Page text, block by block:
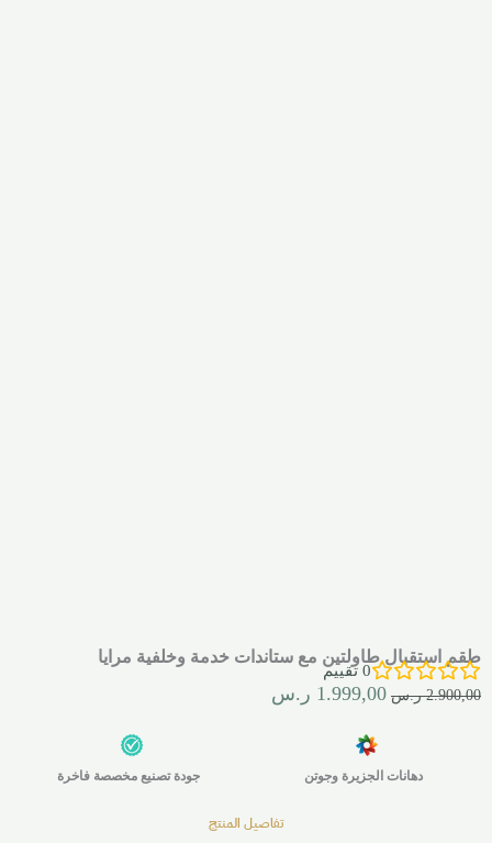
طقم استقبال طاولتين مع ستاندات خدمة وخلفية مرايا
0تقييم
2.900,00 ر.س 1.999,00 ر.س
دهانات الجزيرة وجوتن جودة تصنيع مخصصة فاخرة
تفاصيل المنتج